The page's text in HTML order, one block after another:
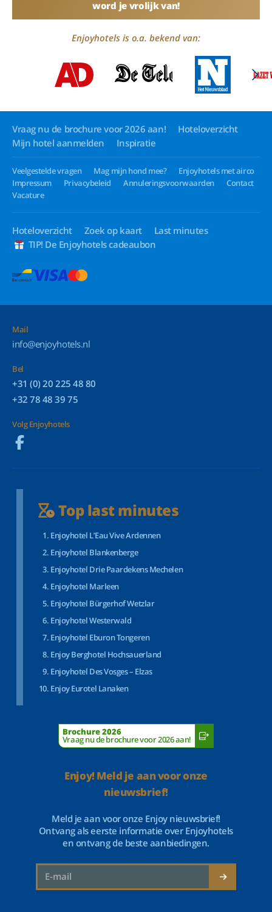
word je vrolijk van!
Enjoyhotels is o.a. bekend van:
Vraag nu de brochure voor 2026 aan!
Hoteloverzicht
Mijn hotel aanmelden
Inspiratie
Veelgestelde vragen Mag mijn hond mee?
Enjoyhotels met airco
Impressum
Privacybeleid Annuleringsvoorwaarden
Contact
Vacature
Hoteloverzicht Zoek op kaart
Last minutes
TIP! De Enjoyhotels cadeaubon
Mail
info@enjoyhotels.nl
Bel
+31 (0) 20 225 48 80
+32 78 48 39 75
Volg Enjoyhotels
Top last minutes
Enjoyhotel L’Eau Vive Ardennen
Enjoyhotel Blankenberge
Enjoyhotel Drie Paardekens Mechelen
Enjoyhotel Marleen
Enjoyhotel Bürgerhof Wetzlar
Enjoyhotel Westerwald
Enjoyhotel Eburon Tongeren
Enjoy Berghotel Hochsauerland
Enjoyhotel Des Vosges – Elzas
Enjoy Eurotel Lanaken
Brochure 2026
Vraag nu de brochure voor 2026 aan!
Enjoy! Meld je aan voor onze
nieuwsbrief!
Meld je aan voor onze Enjoy nieuwsbrief!
Ontvang als eerste informatie over Enjoyhotels
en ontvang de beste aanbiedingen.